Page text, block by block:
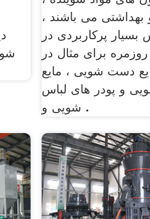
بهداشتی می باشند ،
پرکاربردی در
برای مثال در
دست شویی ، مایع
و پودر های لباس
شویی و .